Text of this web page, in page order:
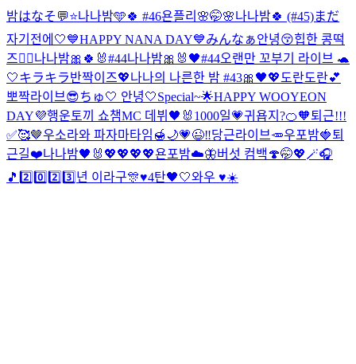
밤はなそ💬⭐️나나밤🩵🍀 #46욘플리🌸🤭🌸나나밤🍀 (#45)まだ
자기전에🤍💙HAPPY NANA DAY💙みんなぁ안녕😚힙한 콩떡
즈✌🏻나나밤🎀🍀🐰#44나나밤🎀🐰🖤#44오랜만 꼬부기 라이브 🐢
🤍キラキラ반짝이즈💖나나의 나른한 밤 #43🎀🖤💖 도란도란💕
뽀짝라이브😎ちゅ🤍 안녕🤍Special~🌟HAPPY WOOYEON
DAY💜행운토끼 쇼챔MC 데뷔🖤🐰 1000일💗귀욥지?🍊🧡퇴근!!!
✅🥰🤎우소라와 파자마타임🍯🌙💗😉‼️당근라이브🥕우포밤🍓퇴
근길❤️나나밤🖤🐰 💖💖💖💖욘포밤☁️🦋버섯 컴백🍄🤭💖🪄🎧
🎵 2️⃣0️⃣2️⃣3️⃣년 이라구🎊♥️4탄🖤🤍와우 ♥️☀️